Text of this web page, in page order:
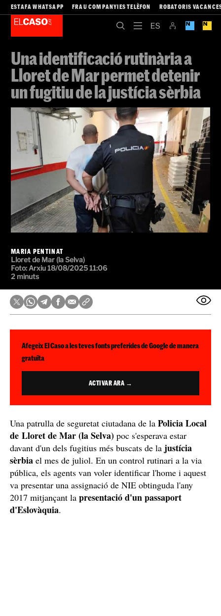
ESTAFA WHATSAPP FRAU COMPANYIES TELÈFON ROBATORIS
Una identificació rutinària a
Lloret de Mar permet detenir
un fugitiu de la justícia sèrbia
MARIA PENTINAT
Lloret de Mar (la Selva)
Foto: Arxiu18/08/2025 11:06
2 minuts
Afegeix El Caso a les teves fonts preferides de Google de manera
gratuïta
ACTIVAR ARA →
Una patrulla de seguretat ciutadana de la Policia Local
de Lloret de Mar (la Selva) poc s'esperava estar
davant d'un dels fugitius més buscats de la justícia
sèrbia el mes de juliol. En un control rutinari a la via
pública, els agents van voler identificar l'home i aquest
va presentar una assignació de NIE obtinguda l'any
2017 mitjançant la presentació d'un passaport
d'Eslovàquia.